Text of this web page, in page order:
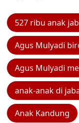
527 ribu anak
Agus Mulyadi
Agus Mulyadi
anak-anak di
Anak Kandung